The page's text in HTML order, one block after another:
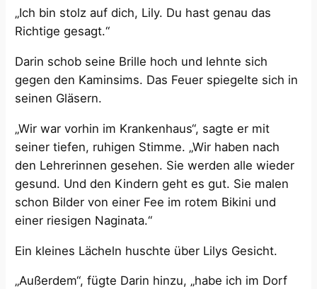
„Ich bin stolz auf dich, Lily. Du hast genau das
Richtige gesagt.“
Darin schob seine Brille hoch und lehnte sich
gegen den Kaminsims. Das Feuer spiegelte sich in
seinen Gläsern.
„Wir war vorhin im Krankenhaus“, sagte er mit
seiner tiefen, ruhigen Stimme. „Wir haben nach
den Lehrerinnen gesehen. Sie werden alle wieder
gesund. Und den Kindern geht es gut. Sie malen
schon Bilder von einer Fee im rotem Bikini und
einer riesigen Naginata.“
Ein kleines Lächeln huschte über Lilys Gesicht.
„Außerdem“, fügte Darin hinzu, „habe ich im Dorf